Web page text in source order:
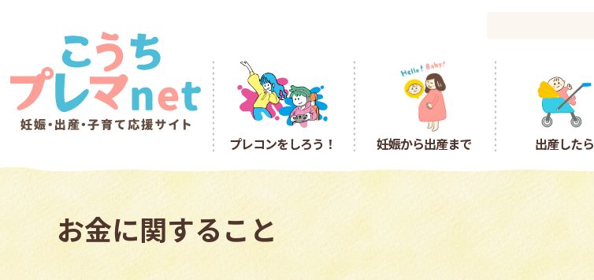
プレコンをしろう！ 妊娠から出産まで 出産したら
お金に関すること